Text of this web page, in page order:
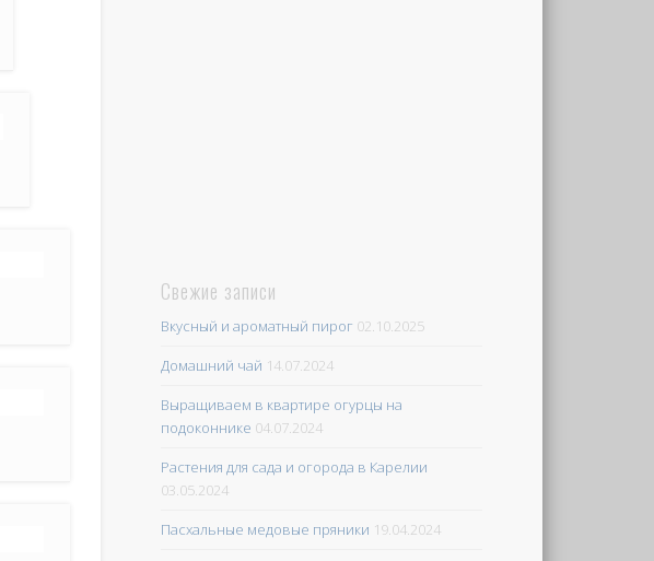
Свежие записи
Вкусный и ароматный пирог 02.10.2025
Домашний чай 14.07.2024
Выращиваем в квартире огурцы на
подоконнике 04.07.2024
Растения для сада и огорода в Карелии
03.05.2024
Пасхальные медовые пряники 19.04.2024